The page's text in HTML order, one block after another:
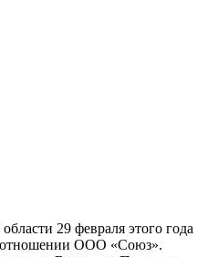
29 февраля этого года
отношении ООО «Союз».